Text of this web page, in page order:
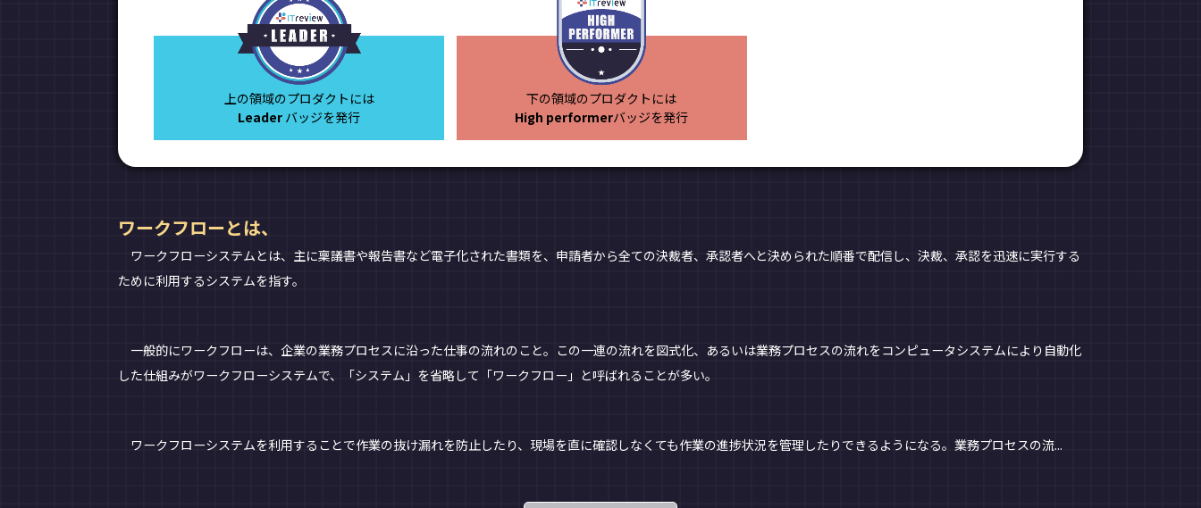
上の領域のプロダクトには
Leader バッジを発行
下の領域のプロダクトには
High performerバッジを発行
ワークフローとは、
ワークフローシステムとは、主に稟議書や報告書など電子化された書類を、申請者から全ての決裁者、承認者へと決められた順番で配信し、決裁、承認を迅速に実行する
ために利用するシステムを指す。
一般的にワークフローは、企業の業務プロセスに沿った仕事の流れのこと。この一連の流れを図式化、あるいは業務プロセスの流れをコンピュータシステムにより自動化
した仕組みがワークフローシステムで、「システム」を省略して「ワークフロー」と呼ばれることが多い。
ワークフローシステムを利用することで作業の抜け漏れを防止したり、現場を直に確認しなくても作業の進捗状況を管理したりできるようになる。業務プロセスの流...